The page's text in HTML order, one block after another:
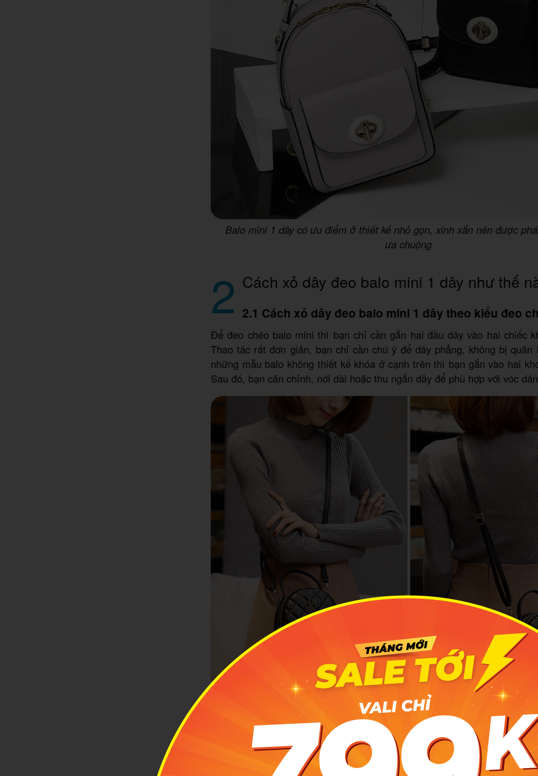
Balo mini 1 dây có ưu điểm ở thiết kế nhỏ gọn, xinh xắn nên được
ưa chuộng
2 Cách xỏ dây đeo balo mini 1 dây như thế
2.1 Cách xỏ dây đeo balo mini 1 dây theo kiểu đeo
Để đeo chéo balo mini thì bạn chỉ cần gắn hai đầu dây vào hai chiếc
Thao tác rất đơn giản, bạn chỉ cần chú ý để dây phẳng, không bị
những mẫu balo không thiết kế khóa ở cạnh trên thì bạn gắn vào hai
Sau đó, bạn căn chỉnh, nới dài hoặc thu ngắn dây để phù hợp với vóc
Gắn hai đầu dây vào hai khóa kim loại ở cạnh trên balo để biến sản
chiếc túi đeo chéo